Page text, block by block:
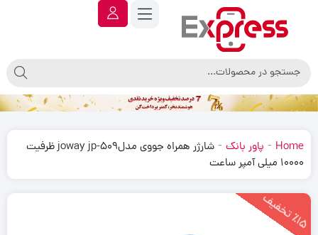
Home
- پاور بانک -
شارژر همراه جووی مدلjoway jp-509 ظرفیت
10000 میلی آمپر ساعت
٪1
5
ت
خ
ف
یف